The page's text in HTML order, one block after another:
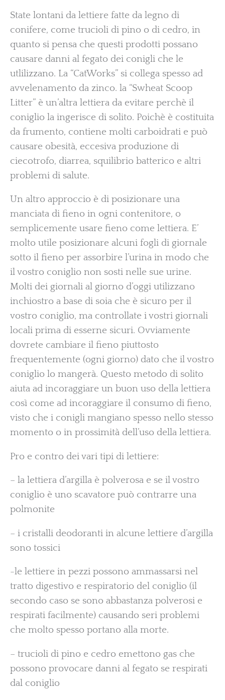
State lontani da lettiere fatte da legno di
conifere, come trucioli di pino o di cedro, in
quanto si pensa che questi prodotti possano
causare danni al fegato dei conigli che le
utlilizzano. La “CatWorks” si collega spesso ad
avvelenamento da zinco. la “Swheat Scoop
Litter” è un’altra lettiera da evitare perchè il
coniglio la ingerisce di solito. Poichè è costituita
da frumento, contiene molti carboidrati e può
causare obesità, eccesiva produzione di
ciecotrofo, diarrea, squilibrio batterico e altri
problemi di salute.
Un altro approccio è di posizionare una
manciata di fieno in ogni contenitore, o
semplicemente usare fieno come lettiera. E’
molto utile posizionare alcuni fogli di giornale
sotto il fieno per assorbire l’urina in modo che
il vostro coniglio non sosti nelle sue urine.
Molti dei giornali al giorno d’oggi utilizzano
inchiostro a base di soia che è sicuro per il
vostro coniglio, ma controllate i vostri giornali
locali prima di esserne sicuri. Ovviamente
dovrete cambiare il fieno piuttosto
frequentemente (ogni giorno) dato che il vostro
coniglio lo mangerà. Questo metodo di solito
aiuta ad incoraggiare un buon uso della lettiera
così come ad incoraggiare il consumo di fieno,
visto che i conigli mangiano spesso nello stesso
momento o in prossimità dell’uso della lettiera.
Pro e contro dei vari tipi di lettiere:
– la lettiera d’argilla è polverosa e se il vostro
coniglio è uno scavatore può contrarre una
polmonite
– i cristalli deodoranti in alcune lettiere d’argilla
sono tossici
-le lettiere in pezzi possono ammassarsi nel
tratto digestivo e respiratorio del coniglio (il
secondo caso se sono abbastanza polverosi e
respirati facilmente) causando seri problemi
che molto spesso portano alla morte.
– trucioli di pino e cedro emettono gas che
possono provocare danni al fegato se respirati
dal coniglio